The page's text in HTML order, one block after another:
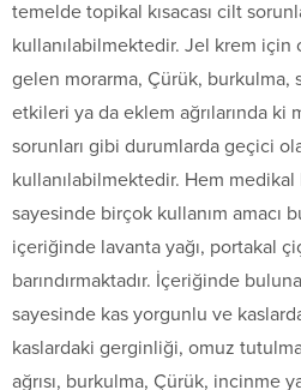
temelde topikal kısacası cilt
kullanılabilmektedir. Jel krem
gelen morarma, Çürük, burkulma,
etkileri ya da eklem ağrılarında ki
sorunları gibi durumlarda geçici
kullanılabilmektedir. Hem
sayesinde birçok kullanım amacı
içeriğinde lavanta yağı, portakal
barındırmaktadır. İçeriğinde
sayesinde kas yorgunlu ve
kaslardaki gerginliği, omuz
ağrısı, burkulma, Çürük, incinme